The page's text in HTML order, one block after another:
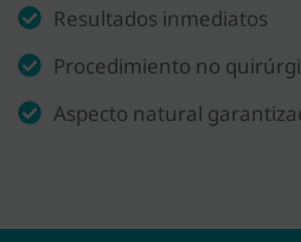
Resultados inmediatos
Procedimiento no
Aspecto natural